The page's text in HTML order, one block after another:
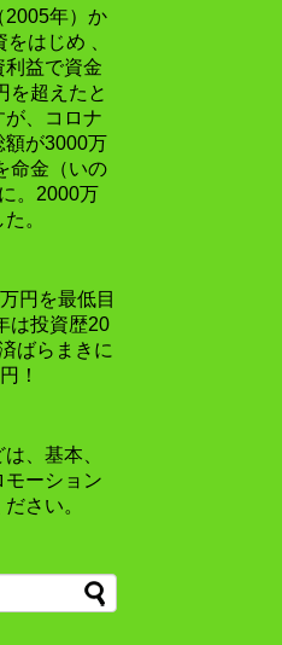
2005年）か
はじめ 、
益で資金
を超えたと
が、コロナ
額が3000万
命金（いの
。2000万
。
円を最低目
は投資歴20
ばらまきに
！
、基本、
ーション
さい。